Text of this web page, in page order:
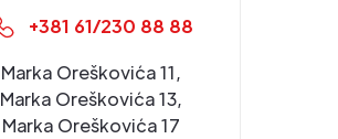
+381 61/230 88 88
Marka Oreškovića 11,
Marka Oreškovića 13,
Marka Oreškovića 17